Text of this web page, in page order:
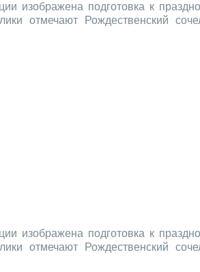
изображена подготовка к
отмечают Рождественский
изображена подготовка к
отмечают Рождественский